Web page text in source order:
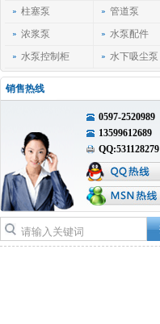
柱塞泵
管道泵
浓浆泵
水泵配件
水泵控制柜
水下吸尘泵
销售热线
0597-2520989
13599612689
QQ:531128279